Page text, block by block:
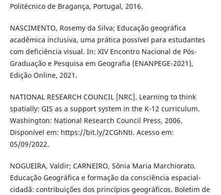
Politécnico de Bragança, Portugal, 2016.
NASCIMENTO, Rosemy da Silva; Educação geográfica
acadêmica inclusiva, uma prática possível para estudantes
com deficiência visual. In: XIV Encontro Nacional de Pós-
Graduação e Pesquisa em Geografia (ENANPEGE-2021),
Edição Online, 2021.
NATIONAL RESEARCH COUNCIL [NRC]. Learning to think
spatially: GIS as a support system in the K-12 curriculum.
Washington: National Research Council Press, 2006.
Disponível em: https://bit.ly/2CGhNti. Acesso em:
05/09/2022.
NOGUEIRA, Valdir; CARNEIRO, Sônia Maria Marchiorato.
Educação Geográfica e formação da consciência espacial-
cidadã: contribuições dos princípios geográficos. Boletim de